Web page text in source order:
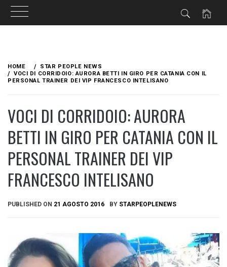
content
HOME
STAR PEOPLE NEWS
VOCI DI CORRIDOIO: AURORA BETTI IN GIRO PER CATANIA CON IL
PERSONAL TRAINER DEI VIP FRANCESCO INTELISANO
VOCI DI CORRIDOIO: AURORA
BETTI IN GIRO PER CATANIA CON IL
PERSONAL TRAINER DEI VIP
FRANCESCO INTELISANO
PUBLISHED ON 21 AGOSTO 2016 BY STARPEOPLENEWS